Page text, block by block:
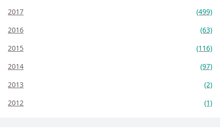
2017
(499)
2016
(63)
2015
(116)
2014
(97)
2013
(2)
2012
(1)